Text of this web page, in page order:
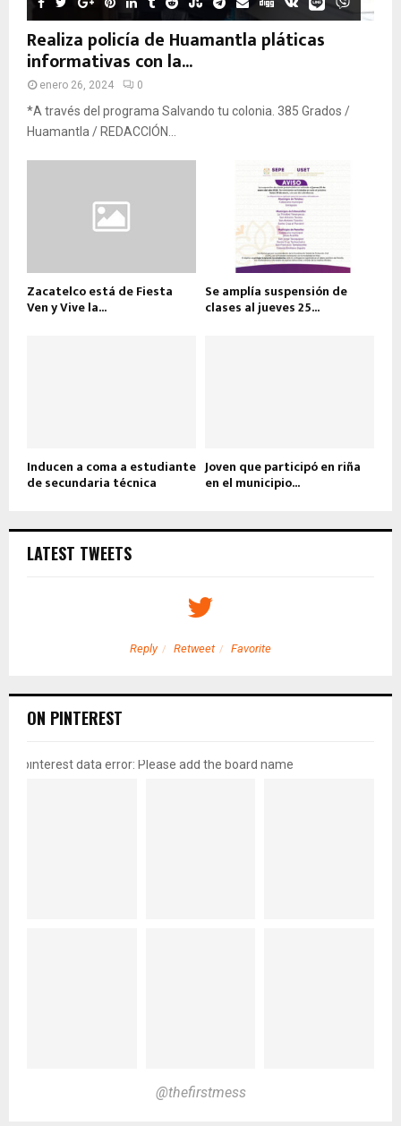
Realiza policía de Huamantla pláticas
informativas con la...
enero 26, 2024 0
*A través del programa Salvando tu colonia. 385 Grados /
Huamantla / REDACCIÓN...
Zacatelco está de Fiesta
Ven y Vive la...
Se amplía suspensión de
clases al jueves 25...
Inducen a coma a estudiante
de secundaria técnica
Joven que participó en riña
en el municipio...
LATEST TWEETS
Reply Retweet Favorite
ON PINTEREST
pinterest data error: Please add the board name
@thefirstmess